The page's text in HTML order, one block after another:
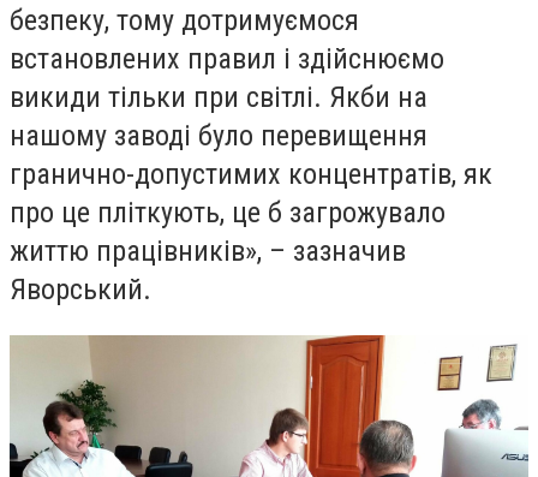
безпеку, тому дотримуємося
встановлених правил і здійснюємо
викиди тільки при світлі. Якби на
нашому заводі було перевищення
гранично-допустимих концентратів, як
про це пліткують, це б загрожувало
життю працівників», – зазначив
Яворський.